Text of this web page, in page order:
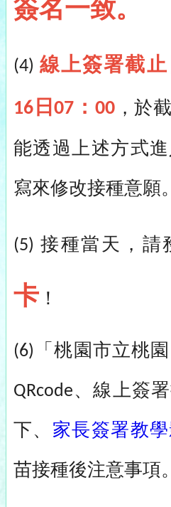
簽名一致。
(4)線上簽署截
16 日07 ： 00，於
能透過上述方式
寫來修改接種意願。
(5) 接種當天，請
卡 ！
(6) 「桃園市立桃
QRcode、線上簽
下 、 家長簽署教
苗接種後注意事項。